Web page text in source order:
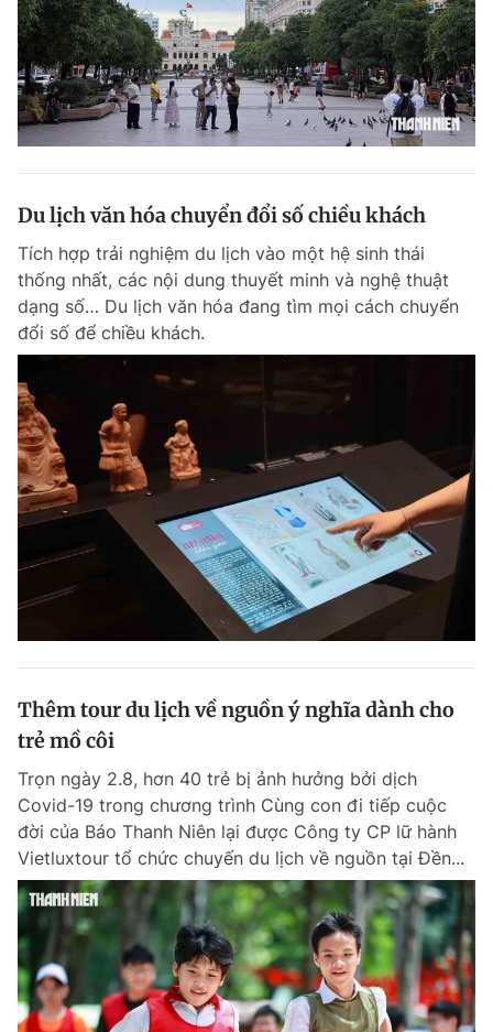
Du lịch văn hóa chuyển đổi số chiều khách
Tích hợp trải nghiệm du lịch vào một hệ sinh thái
thống nhất, các nội dung thuyết minh và nghệ thuật
dạng số… Du lịch văn hóa đang tìm mọi cách chuyển
đổi số để chiều khách.
Thêm tour du lịch về nguồn ý nghĩa dành cho
trẻ mồ côi
Trọn ngày 2.8, hơn 40 trẻ bị ảnh hưởng bởi dịch
Covid-19 trong chương trình Cùng con đi tiếp cuộc
đời của Báo Thanh Niên lại được Công ty CP lữ hành
Vietluxtour tổ chức chuyến du lịch về nguồn tại Đền...